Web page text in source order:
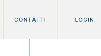
CONTATTI LOGIN